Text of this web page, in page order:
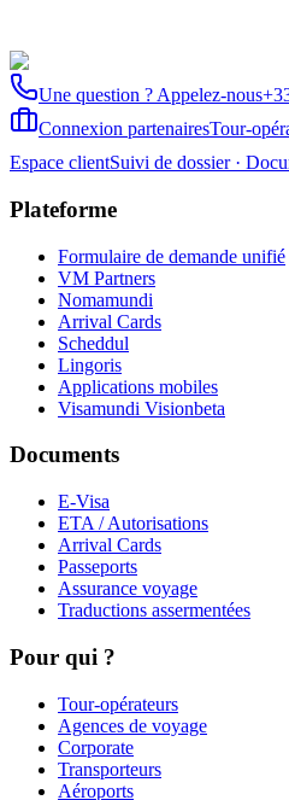
Une question ? Appelez-nous
Connexion partenairesTour-
Espace clientSuivi de dossier ·
Plateforme
Formulaire de demande unifié
VM Partners
Nomamundi
Arrival Cards
Scheddul
Lingoris
Applications mobiles
Visamundi Visionbeta
Documents
E-Visa
ETA / Autorisations
Arrival Cards
Passeports
Assurance voyage
Traductions assermentées
Pour qui ?
Tour-opérateurs
Agences de voyage
Corporate
Transporteurs
Aéroports